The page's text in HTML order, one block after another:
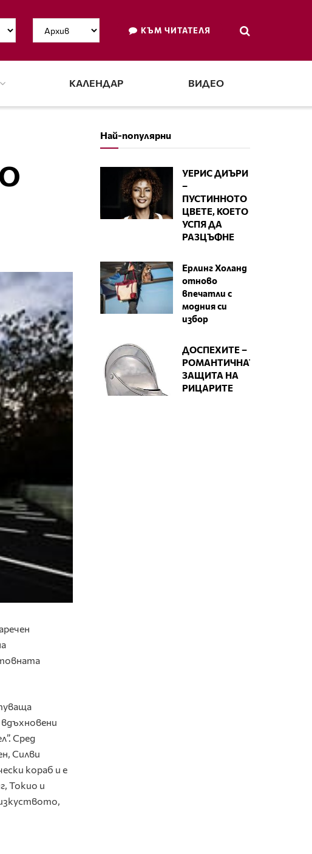
КЪМ ЧИТАТЕЛЯ
КАЛЕНДАР ВИДЕО
Сред
Силви
кораб и е
Токио и
Най-популярни
УЕРИС ДИЪРИ
–
ПУСТИННОТО
ЦВЕТЕ, КОЕТО
УСПЯ ДА
РАЗЦЪФНЕ
Ерлинг Холанд
отново
впечатли с
модния си
избор
ДОСПЕХИТЕ –
РОМАНТИЧНАТА
ЗАЩИТА НА
РИЦАРИТЕ